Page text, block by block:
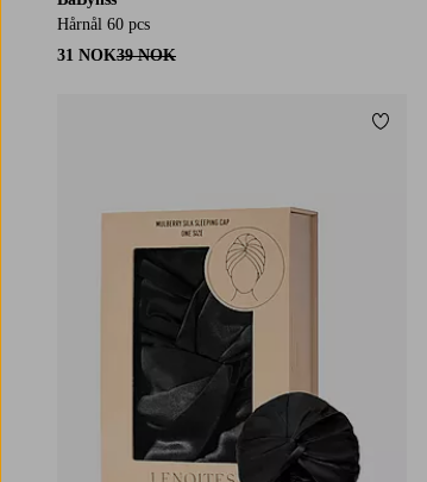
Hårnål 60 pcs
31 NOK39 NOK
Legg